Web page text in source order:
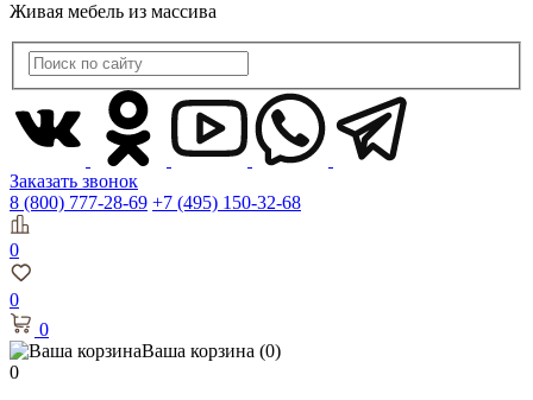
Живая мебель из массива
Заказать звонок
8 (800) 777-28-69 +7 (495) 150-32-68
0
0
0
Ваша корзина (0)
0